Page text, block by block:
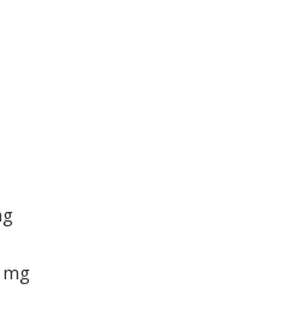
mg